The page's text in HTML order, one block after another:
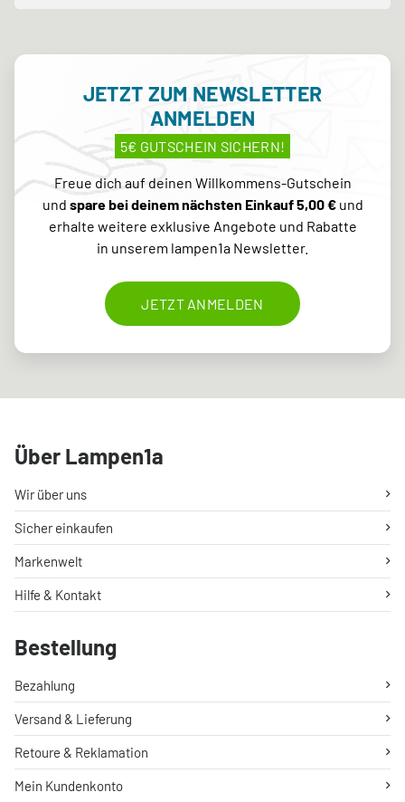
JETZT ZUM NEWSLETTER
ANMELDEN
5€ GUTSCHEIN SICHERN!
Freue dich auf deinen Willkommens-Gutschein
und spare bei deinem nächsten Einkauf 5,00 €und
erhalte weitere exklusive Angebote und Rabatte
in unserem lampen1a Newsletter.
JETZT ANMELDEN
Über Lampen1a
Wir über uns
Sicher einkaufen
Markenwelt
Hilfe & Kontakt
Bestellung
Bezahlung
Versand & Lieferung
Retoure & Reklamation
Mein Kundenkonto